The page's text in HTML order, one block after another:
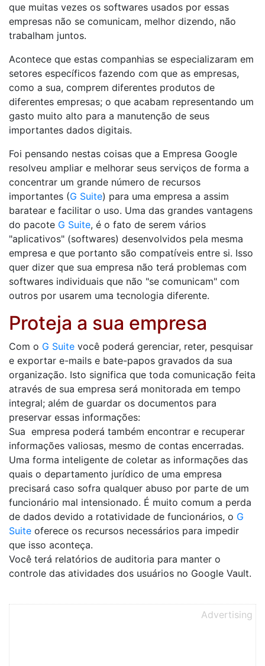
que muitas vezes os softwares usados por essas
empresas não se comunicam, melhor dizendo, não
trabalham juntos.
Acontece que estas companhias se especializaram em
setores específicos fazendo com que as empresas,
como a sua, comprem diferentes produtos de
diferentes empresas; o que acabam representando um
gasto muito alto para a manutenção de seus
importantes dados digitais.
Foi pensando nestas coisas que a Empresa Google
resolveu ampliar e melhorar seus serviços de forma a
concentrar um grande número de recursos
importantes (G Suite) para uma empresa a assim
baratear e facilitar o uso. Uma das grandes vantagens
do pacote G Suite, é o fato de serem vários
"aplicativos" (softwares) desenvolvidos pela mesma
empresa e que portanto são compatíveis entre si. Isso
quer dizer que sua empresa não terá problemas com
softwares individuais que não "se comunicam" com
outros por usarem uma tecnologia diferente.
Proteja a sua empresa
Com o G Suite você poderá gerenciar, reter, pesquisar
e exportar e-mails e bate-papos gravados da sua
organização. Isto significa que toda comunicação feita
através de sua empresa será monitorada em tempo
integral; além de guardar os documentos para
preservar essas informações:
Sua empresa poderá também encontrar e recuperar
informações valiosas, mesmo de contas encerradas.
Uma forma inteligente de coletar as informações das
quais o departamento jurídico de uma empresa
precisará caso sofra qualquer abuso por parte de um
funcionário mal intensionado. É muito comum a perda
de dados devido a rotatividade de funcionários, o G
Suite oferece os recursos necessários para impedir
que isso aconteça.
Você terá relatórios de auditoria para manter o
controle das atividades dos usuários no Google Vault.
Advertising